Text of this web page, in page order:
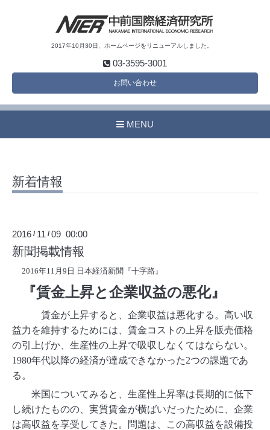
2017年10月30日、ホームページをリニューアルしました。
03-3595-3001
お問い合わせ
MENU
新着情報
2016 / 11 /09 00:00
新聞掲載情報
2016年11月9日 日本経済新聞『十字路』
『賃金上昇と企業収益の悪化』
賃金が上昇すると、企業収益は悪化する。高い収
益力を維持するためには、賃金コストの上昇を販売価格
の引上げか、生産性の上昇で吸収しなくてはならない。
1980年代以降の経済が達成できなかった2つの課題であ
る。
米国についてみると、生産性上昇率は長期的に低下
し続けたものの、実質賃金が横ばいだったために、企業
は高収益を享受してきた。問題は、この高収益を設備投